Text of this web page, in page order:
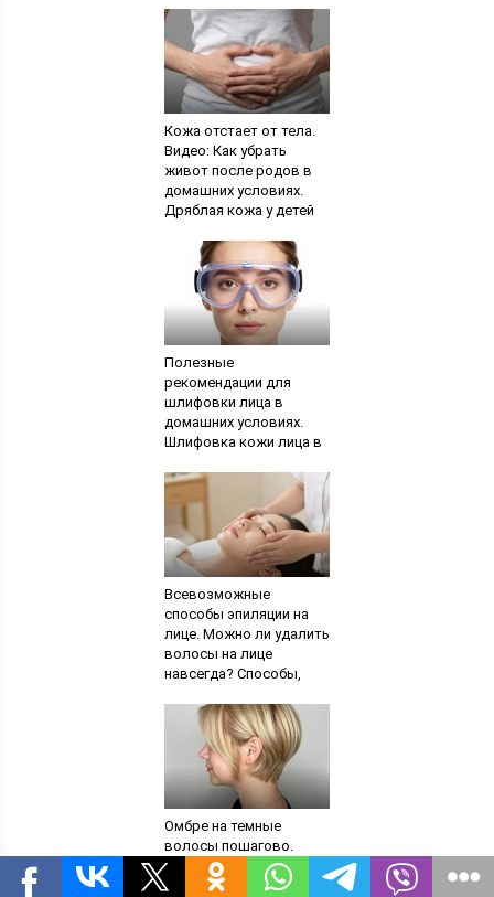
Кожа отстает от тела.
Видео: Как убрать
живот после родов в
домашних условиях.
Дряблая кожа у детей
Полезные
рекомендации для
шлифовки лица в
домашних условиях.
Шлифовка кожи лица в
Всевозможные
способы эпиляции на
лице. Можно ли удалить
волосы на лице
навсегда? Способы,
на лице навсегда
Омбре на темные
волосы пошагово.
Окрашивание волос в
технике омбре в